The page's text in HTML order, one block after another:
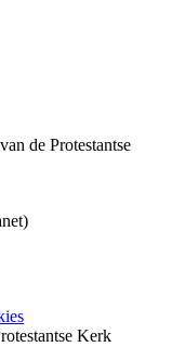
de Protestantse
Kerk